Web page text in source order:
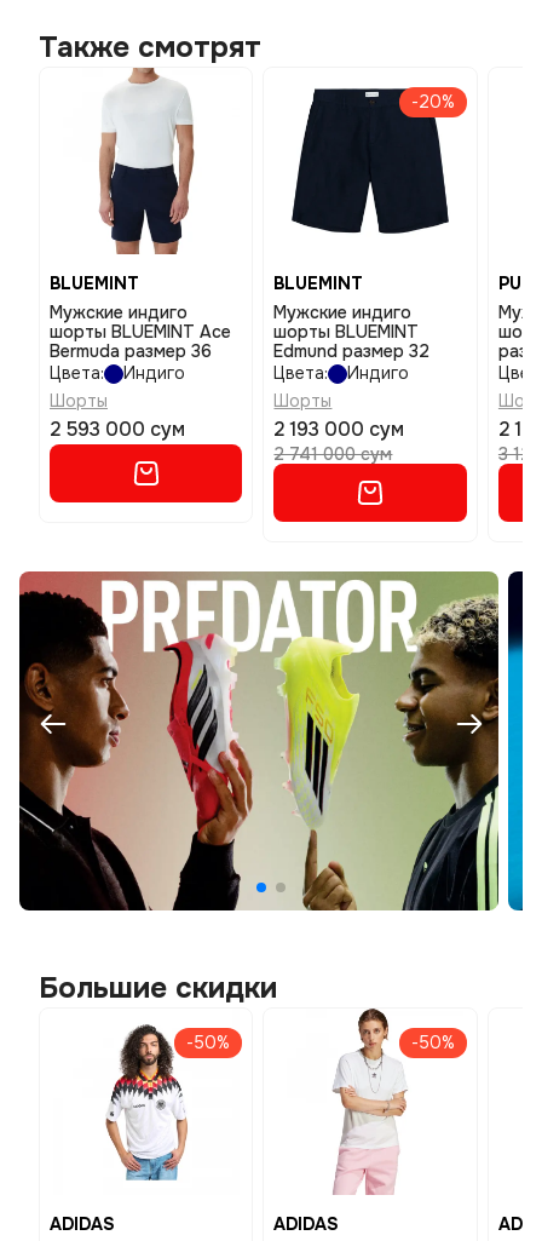
Также смотрят
BLUEMINT
Мужские индиго
шорты BLUEMINT Ace
Bermuda размер 36
Цвета:
Индиго
Шорты
2 593 000 сум
-20%
BLUEMINT
Мужские индиго
шорты BLUEMINT
Edmund размер 32
Цвета:
Индиго
Шорты
2 193 000 сум
2 741 000 сум
2
3
Большие скидки
-50%
ADIDAS
-50%
ADIDAS